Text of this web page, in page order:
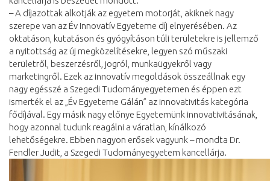
– A díjazottak alkotják az egyetem motorját, akiknek nagy
szerepe van az Év Innovatív Egyeteme díj elnyerésében. Az
oktatáson, kutatáson és gyógyításon túli területekre is jellemző
a nyitottság az új megközelítésekre, legyen szó műszaki
területről, beszerzésről, jogról, munkaügyekről vagy
marketingről. Ezek az innovatív megoldások összeállnak egy
nagy egésszé a Szegedi Tudományegyetemen és éppen ezt
ismerték el az „Év Egyeteme Gálán” az innovativitás kategória
fődíjával. Egy másik nagy előnye Egyetemünk innovativitásának,
hogy azonnal tudunk reagálni a váratlan, kínálkozó
lehetőségekre. Ebben nagyon erősek vagyunk – mondta Dr.
Fendler Judit, a Szegedi Tudományegyetem kancellárja.